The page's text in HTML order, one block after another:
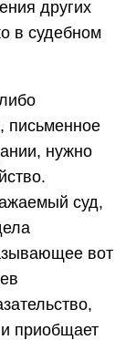
других
в судебном
письменное
нужно
суд,
вот
приобщает